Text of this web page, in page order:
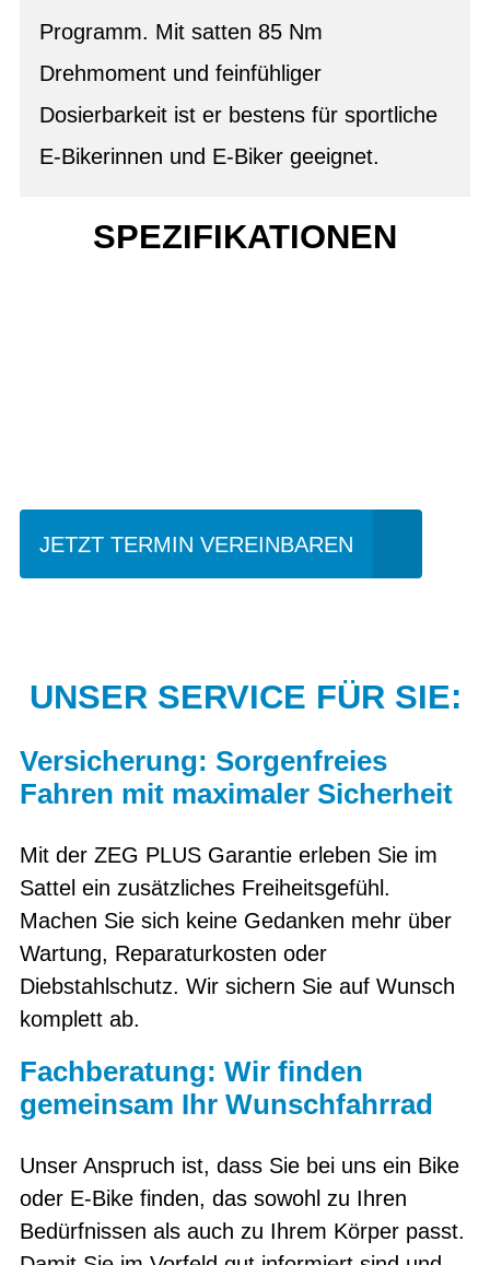
Programm. Mit satten 85 Nm
Drehmoment und feinfühliger
Dosierbarkeit ist er bestens für sportliche
E-Bikerinnen und E-Biker geeignet.
SPEZIFIKATIONEN
JETZT TERMIN VEREINBAREN
UNSER SERVICE FÜR SIE:
Versicherung: Sorgenfreies
Fahren mit maximaler Sicherheit
Mit der ZEG PLUS Garantie erleben Sie im
Sattel ein zusätzliches Freiheitsgefühl.
Machen Sie sich keine Gedanken mehr über
Wartung, Reparaturkosten oder
Diebstahlschutz. Wir sichern Sie auf Wunsch
komplett ab.
Fachberatung: Wir finden
gemeinsam Ihr Wunschfahrrad
Unser Anspruch ist, dass Sie bei uns ein Bike
oder E-Bike finden, das sowohl zu Ihren
Bedürfnissen als auch zu Ihrem Körper passt.